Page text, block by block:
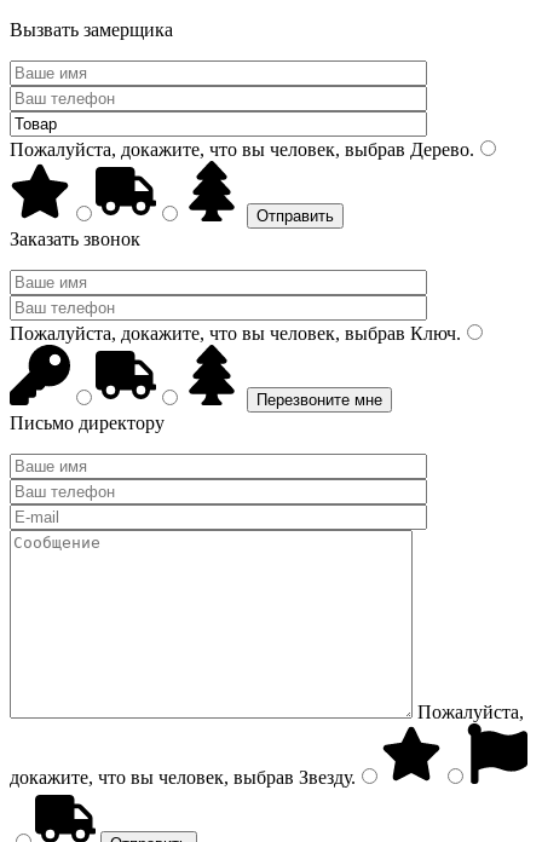
Вызвать замерщика
Пожалуйста, докажите, что вы человек, выбрав Дерево.
Заказать звонок
Пожалуйста, докажите, что вы человек, выбрав Ключ.
Письмо директору
Пожалуйста,
докажите, что вы человек, выбрав Звезду.